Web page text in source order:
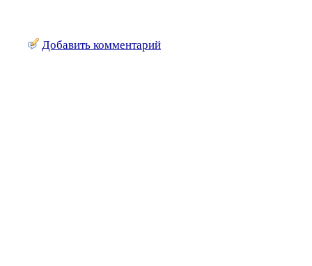
Добавить комментарий